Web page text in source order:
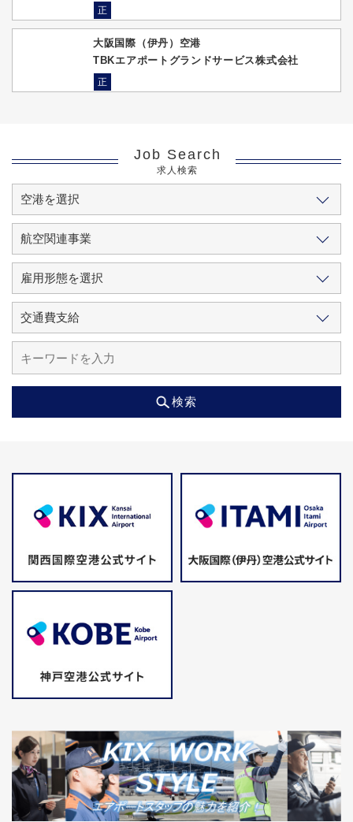
正
大阪国際（伊丹）空港
TBKエアポートグランドサービス株式会社
正
Job Search
求人検索
検索